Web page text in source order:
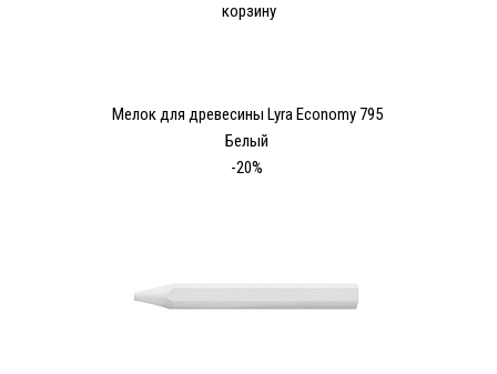
корзину
Мелок для древесины Lyra Economy 795
Белый
-20%